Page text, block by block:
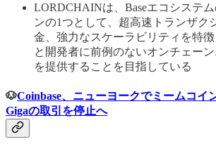
LORDCHAINは、Baseエコシステ
ンの1つとして、超高速トランザク
金、強力なスケーラビリティを特
と開発者に前例のないオンチェー
を提供することを目指している
🐶Coinbase、ニューヨークでミームコイ
Gigaの取引を停止へ